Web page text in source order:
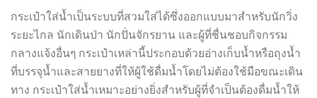
กระเป๋าใส่น้ำเป็นระบบที่สวมใส่ได้ซึ่งออกแบบมาสำหรับนักวิ่ง
ระยะไกล นักเดินป่า นักปั่นจักรยาน และผู้ที่ชื่นชอบกิจกรรม
กลางแจ้งอื่นๆ กระเป๋าเหล่านี้ประกอบด้วยอ่างเก็บน้ำหรือถุงน้ำ
ที่บรรจุน้ำและสายยางที่ให้ผู้ใช้ดื่มน้ำโดยไม่ต้องใช้มือขณะเดิน
ทาง กระเป๋าใส่น้ำเหมาะอย่างยิ่งสำหรับผู้ที่จำเป็นต้องดื่มน้ำให้